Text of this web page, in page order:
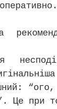
“ого,
Це при